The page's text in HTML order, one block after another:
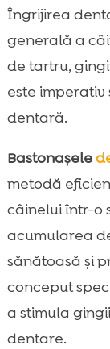
Îngrijirea
generală a
de tartru,
este
dentară.
Bastonașele
metodă
câinelui într-o
acumularea
sănătoasă și
conceput
a stimula
dentare.